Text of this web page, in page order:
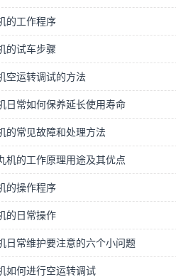
的工作程序
的试车步骤
空运转调试的方法
日常如何保养延长使用寿命
的常见故障和处理方法
机的工作原理用途及其优点
的操作程序
的日常操作
日常维护要注意的六个小问题
如何进行空运转调试